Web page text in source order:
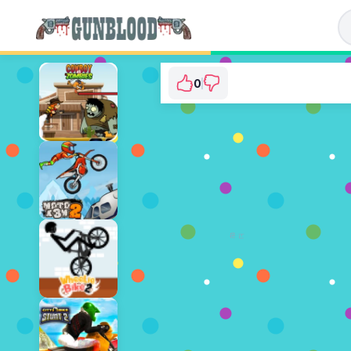
⭐ 아직 투표되지 않았습니다. (0
지금 플레이
0
광고